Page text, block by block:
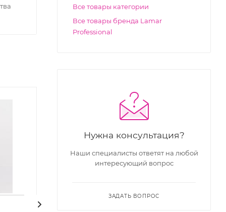
Все товары категории
Все товары бренда Lamar
Professional
Нужна консультация?
Наши специалисты ответят на любой
интересующий вопрос
ЗАДАТЬ ВОПРОС